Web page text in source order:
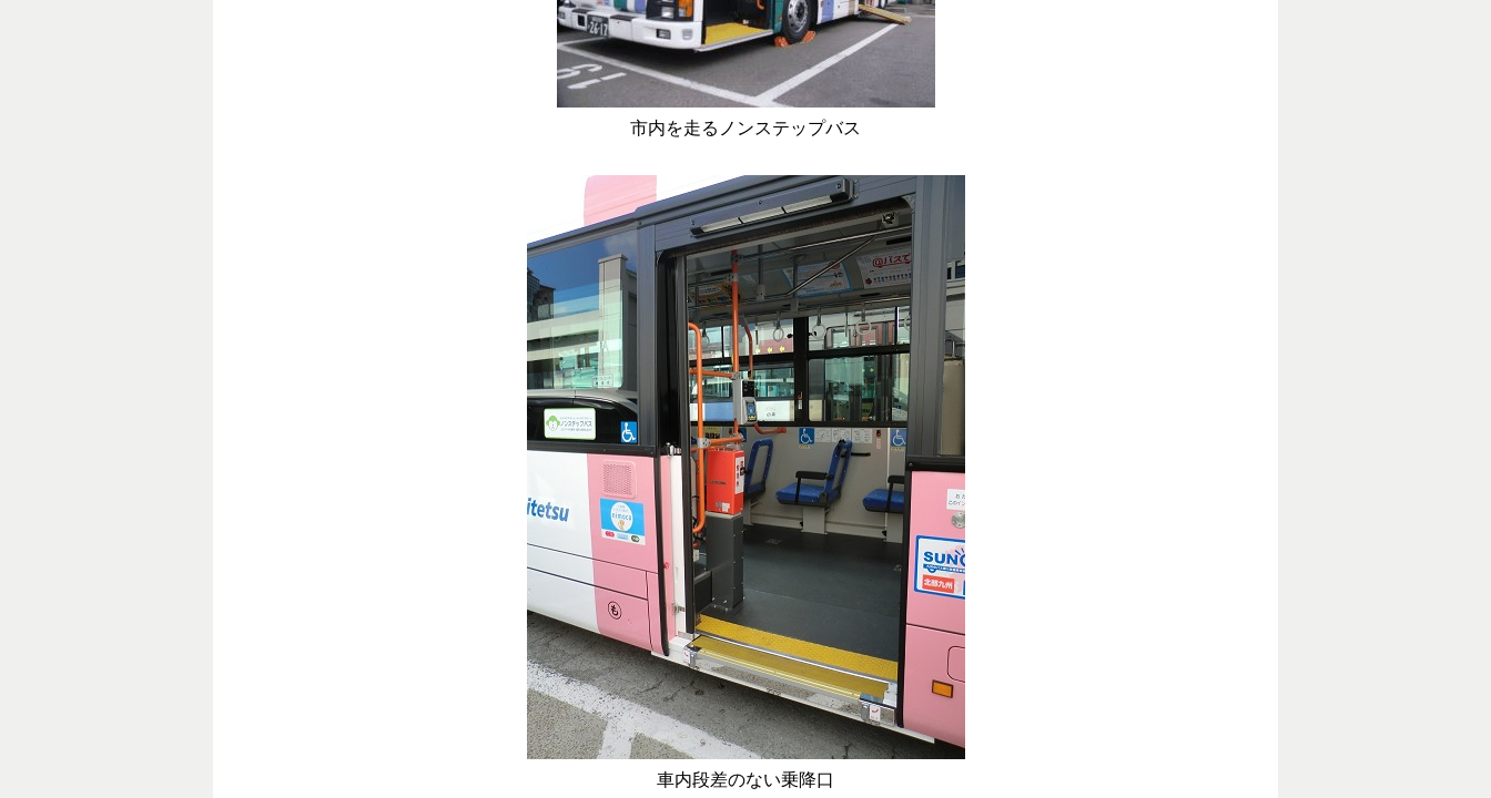
市内を走るノンステップバス
車内段差のない乗降口